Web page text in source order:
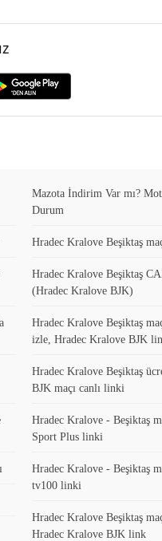
Mazota İndirim Var mı?
Durum
Hradec Kralove Beşiktaş
Hradec Kralove Beşiktaş
(Hradec Kralove BJK)
Hradec Kralove Beşiktaş
izle, Hradec Kralove BJK
Hradec Kralove Beşiktaş
BJK maçı canlı linki
Hradec Kralove - Beşiktaş
Sport Plus linki
Hradec Kralove - Beşiktaş
tv100 linki
Hradec Kralove Beşiktaş
Hradec Kralove BJK link